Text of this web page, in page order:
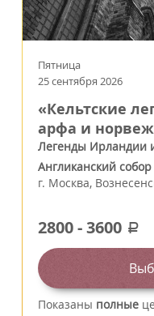
Пятница
25 сентября 2026
«Кельтские
арфа и
Легенды Ирландии
Англиканский
г. Москва,
2800-3600 a
Показаны полные